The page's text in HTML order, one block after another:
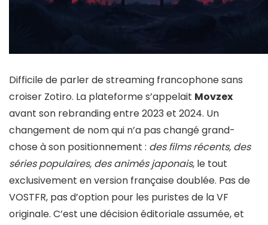
Difficile de parler de streaming francophone sans
croiser Zotiro. La plateforme s’appelait Movzex
avant son rebranding entre 2023 et 2024. Un
changement de nom qui n’a pas changé grand-
chose à son positionnement : des films récents, des
séries populaires, des animés japonais, le tout
exclusivement en version française doublée. Pas de
VOSTFR, pas d’option pour les puristes de la VF
originale. C’est une décision éditoriale assumée, et